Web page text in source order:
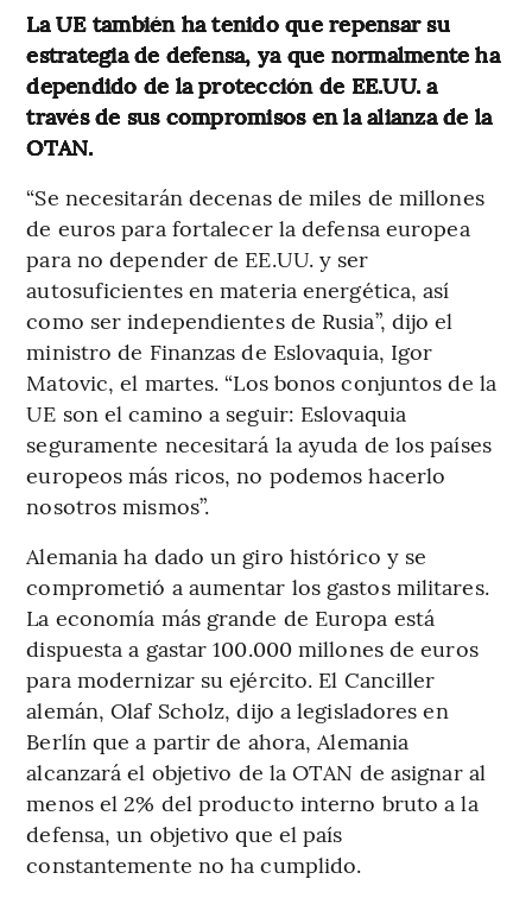
La UE también ha tenido que repensar su
estrategia de defensa, ya que normalmente ha
dependido de la protección de EE.UU. a
través de sus compromisos en la alianza de la
OTAN.
“Se necesitarán decenas de miles de millones
de euros para fortalecer la defensa europea
para no depender de EE.UU. y ser
autosuficientes en materia energética, así
como ser independientes de Rusia”, dijo el
ministro de Finanzas de Eslovaquia, Igor
Matovic, el martes. “Los bonos conjuntos de la
UE son el camino a seguir: Eslovaquia
seguramente necesitará la ayuda de los países
europeos más ricos, no podemos hacerlo
nosotros mismos”.
Alemania ha dado un giro histórico y se
comprometió a aumentar los gastos militares.
La economía más grande de Europa está
dispuesta a gastar 100.000 millones de euros
para modernizar su ejército. El Canciller
alemán, Olaf Scholz, dijo a legisladores en
Berlín que a partir de ahora, Alemania
alcanzará el objetivo de la OTAN de asignar al
menos el 2% del producto interno bruto a la
defensa, un objetivo que el país
constantemente no ha cumplido.